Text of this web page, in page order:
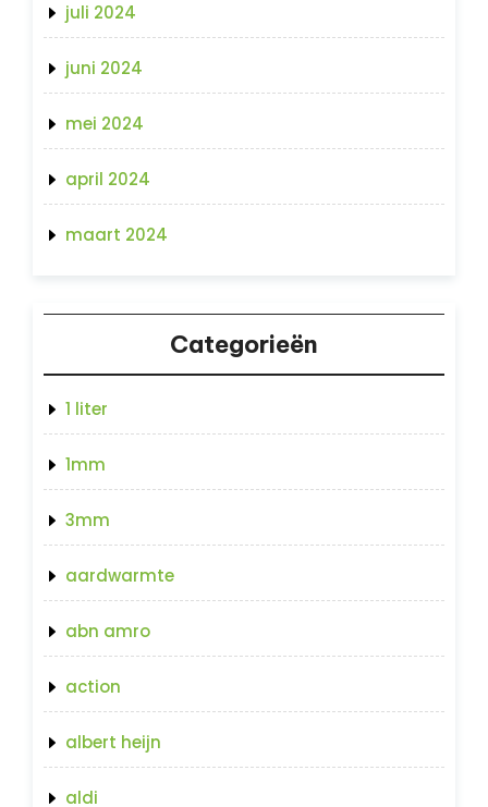
juli 2024
juni 2024
mei 2024
april 2024
maart 2024
Categorieën
1 liter
1mm
3mm
aardwarmte
abn amro
action
albert heijn
aldi